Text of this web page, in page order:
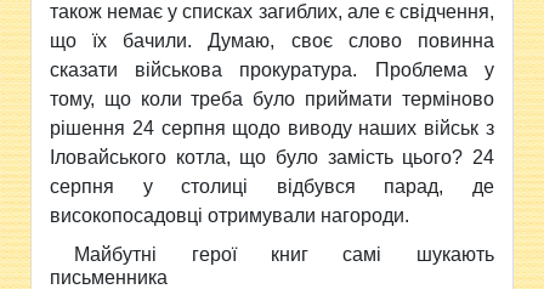
також немає у списках загиблих, але є свідчення,
що їх бачили. Думаю, своє слово повинна
сказати військова прокуратура. Проблема у
тому, що коли треба було приймати терміново
рішення 24 серпня щодо виводу наших військ з
Іловайського котла, що було замість цього? 24
серпня у столиці відбувся парад, де
високопосадовці отримували нагороди.
Майбутні герої книг самі шукають
письменника